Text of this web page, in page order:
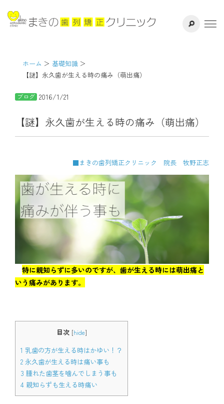
千葉県八千
医院紹介
矯正治療方法
よくある質問
リスク・副作用
アクセス
通院中の方はこちら
サイト内検索
ホーム
基礎知識
【謎】永久歯が生える時の痛み（萌出痛）
ブログ 2016/1/21
【謎】永久歯が生える時の痛み（萌出痛）
■まきの歯列矯正クリニック 院長 牧野正志
特に親知らずに多いのですが、歯が生える時には萌出痛と
いう痛みがあります。
目次 [hide]
1 乳歯の方が生える時はかゆい！？
2 永久歯が生える時は痛い事も
3 腫れた歯茎を噛んでしまう事も
4 親知らずも生える時痛い